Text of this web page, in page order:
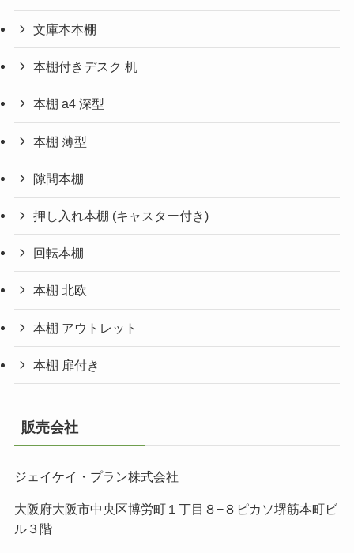
文庫本本棚
本棚付きデスク 机
本棚 a4 深型
本棚 薄型
隙間本棚
押し入れ本棚 (キャスター付き)
回転本棚
本棚 北欧
本棚 アウトレット
本棚 扉付き
販売会社
ジェイケイ・プラン株式会社
大阪府大阪市中央区博労町１丁目８−８ピカソ堺筋本町ビ
ル３階